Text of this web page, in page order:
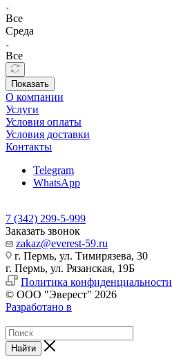
Все
Среда
Все
Показать
О компании
Услуги
Условия оплаты
Условия доставки
Контакты
Telegram
WhatsApp
7 (342) 299-5-999
Заказать звонок
zakaz@everest-59.ru
г. Пермь, ул. Тимирязева, 30
г. Пермь, ул. Рязанская, 19Б
Политика конфиденциальности
© ООО "Эверест" 2026
Разработано в
Найти